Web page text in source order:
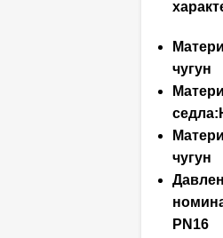
чугун
чугун
PN16